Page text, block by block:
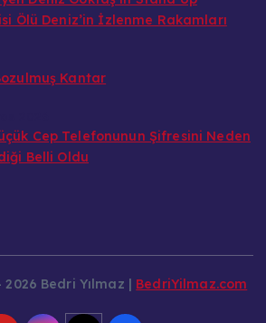
Ölü Deniz’in İzlenme Rakamları
Belli Oldu